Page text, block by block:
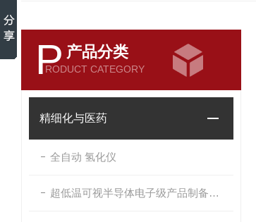
P 产品分类
RODUCT CATEGORY
精细化与医药
全自动 氢化仪
超低温可视半导体电子级产品制备界面反应系统